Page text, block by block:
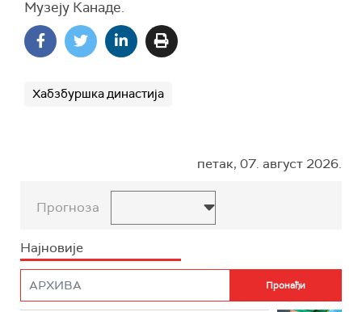
Музеју Канаде.
Хабзбуршка династија
петак, 07. август 2026.
Прогноза
Најновије